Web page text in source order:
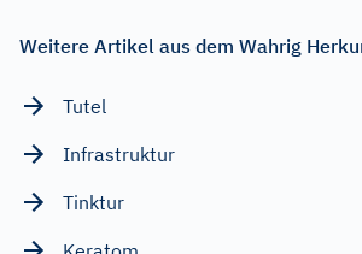
Weitere Artikel aus dem Wahrig
Tutel
Infrastruktur
Tinktur